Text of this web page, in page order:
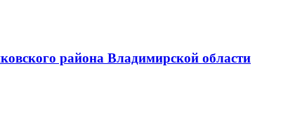
района Владимирской области